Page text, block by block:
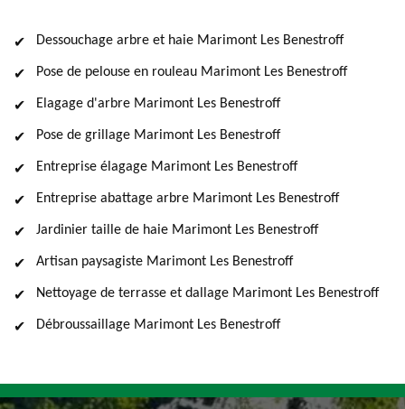
Dessouchage arbre et haie Marimont Les Benestroff
Pose de pelouse en rouleau Marimont Les Benestroff
Elagage d'arbre Marimont Les Benestroff
Pose de grillage Marimont Les Benestroff
Entreprise élagage Marimont Les Benestroff
Entreprise abattage arbre Marimont Les Benestroff
Jardinier taille de haie Marimont Les Benestroff
Artisan paysagiste Marimont Les Benestroff
Nettoyage de terrasse et dallage Marimont Les Benestroff
Débroussaillage Marimont Les Benestroff